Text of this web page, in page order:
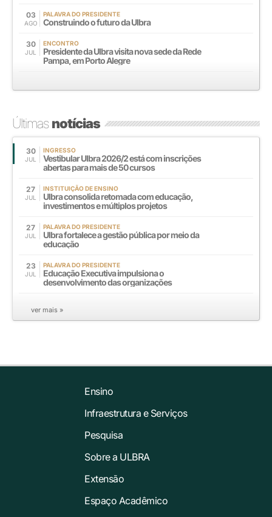
03
AGO
PALAVRA DO PRESIDENTE
Construindo o futuro da Ulbra
30
JUL
ENCONTRO
Presidente da Ulbra visita nova sede da Rede
Pampa, em Porto Alegre
Últimasnotícias
30
JUL
INGRESSO
Vestibular Ulbra 2026/2 está com inscrições
abertas para mais de 50 cursos
27
JUL
INSTITUIÇÃO DE ENSINO
Ulbra consolida retomada com educação,
investimentos e múltiplos projetos
27
JUL
PALAVRA DO PRESIDENTE
Ulbra fortalece a gestão pública por meio da
educação
23
JUL
PALAVRA DO PRESIDENTE
Educação Executiva impulsiona o
desenvolvimento das organizações
ver mais »
Ensino
Infraestrutura e Serviços
Pesquisa
Sobre a ULBRA
Extensão
Espaço Acadêmico